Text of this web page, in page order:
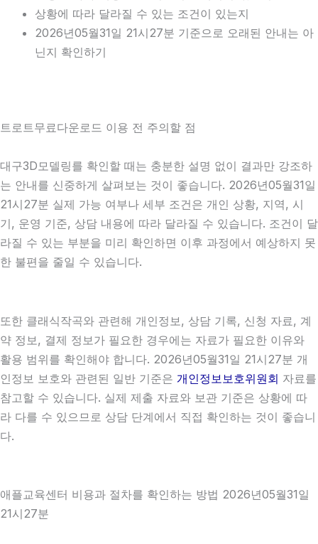
상황에 따라 달라질 수 있는 조건이 있는지
2026년05월31일 21시27분 기준으로 오래된 안내는 아
닌지 확인하기
트로트무료다운로드 이용 전 주의할 점
대구3D모델링를 확인할 때는 충분한 설명 없이 결과만 강조하
는 안내를 신중하게 살펴보는 것이 좋습니다. 2026년05월31일
21시27분 실제 가능 여부나 세부 조건은 개인 상황, 지역, 시
기, 운영 기준, 상담 내용에 따라 달라질 수 있습니다. 조건이 달
라질 수 있는 부분을 미리 확인하면 이후 과정에서 예상하지 못
한 불편을 줄일 수 있습니다.
또한 클래식작곡와 관련해 개인정보, 상담 기록, 신청 자료, 계
약 정보, 결제 정보가 필요한 경우에는 자료가 필요한 이유와
활용 범위를 확인해야 합니다. 2026년05월31일 21시27분 개
인정보 보호와 관련된 일반 기준은 개인정보보호위원회 자료를
참고할 수 있습니다. 실제 제출 자료와 보관 기준은 상황에 따
라 다를 수 있으므로 상담 단계에서 직접 확인하는 것이 좋습니
다.
애플교육센터 비용과 절차를 확인하는 방법 2026년05월31일
21시27분